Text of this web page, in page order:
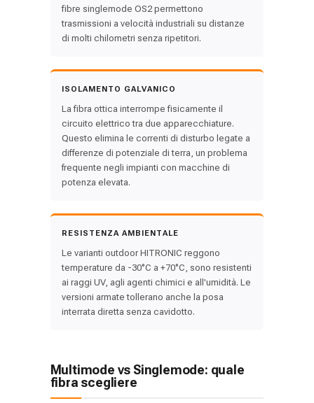
fibre singlemode OS2 permettono
trasmissioni a velocità industriali su distanze
di molti chilometri senza ripetitori.
ISOLAMENTO GALVANICO
La fibra ottica interrompe fisicamente il
circuito elettrico tra due apparecchiature.
Questo elimina le correnti di disturbo legate a
differenze di potenziale di terra, un problema
frequente negli impianti con macchine di
potenza elevata.
RESISTENZA AMBIENTALE
Le varianti outdoor HITRONIC reggono
temperature da -30°C a +70°C, sono resistenti
ai raggi UV, agli agenti chimici e all'umidità. Le
versioni armate tollerano anche la posa
interrata diretta senza cavidotto.
Multimode vs Singlemode: quale
fibra scegliere